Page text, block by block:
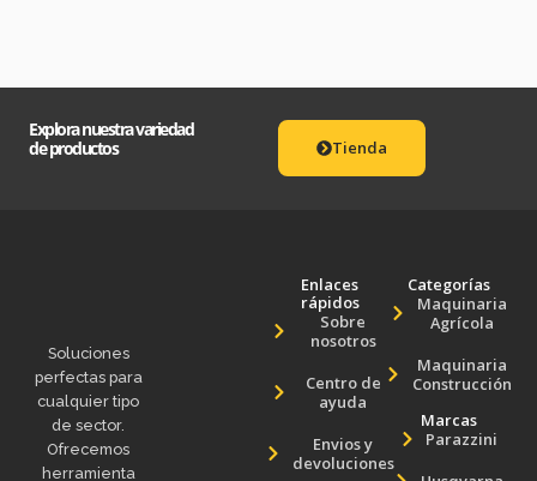
Explora nuestra variedad
de productos
Tienda
Soluciones
perfectas para
cualquier tipo
de sector.
Ofrecemos
herramienta
Enlaces
rápidos
Sobre
nosotros
Centro de
ayuda
Envios y
devoluciones
Categorías
Maquinaria
Agrícola
Maquinaria
Construcción
Marcas
Parazzini